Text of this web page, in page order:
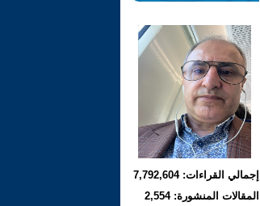
إجمالي القراءات: 7,792,604
المقالات المنشورة: 2,554